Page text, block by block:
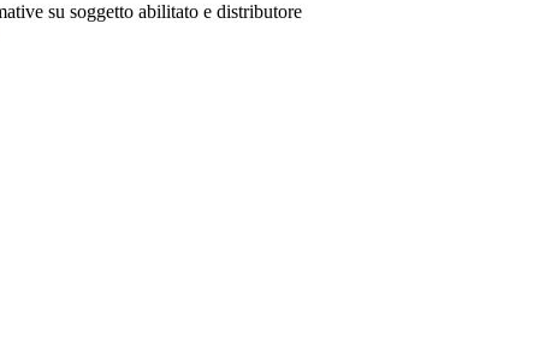
su soggetto abilitato e distributore